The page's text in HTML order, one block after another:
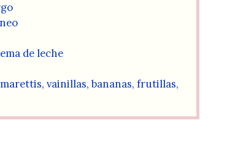
de leche
vainillas, bananas, frutillas,